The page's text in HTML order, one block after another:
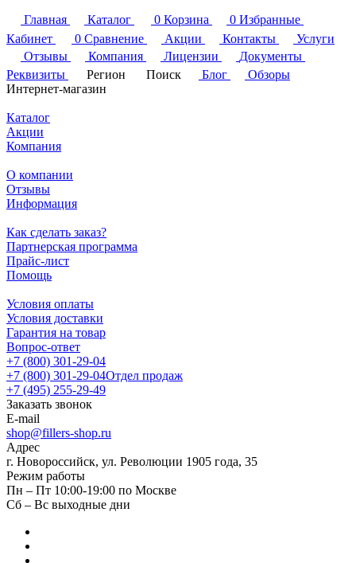
Главная Каталог 0 Корзина 0 Избранные
Кабинет
0 Сравнение Акции Контакты
Услуги
Отзывы
Компания Лицензии
Документы
Реквизиты
Регион Поиск Блог
Обзоры
Интернет-магазин
Каталог
Акции
Компания
О компании
Отзывы
Информация
Как сделать заказ?
Партнерская программа
Прайс-лист
Помощь
Условия оплаты
Условия доставки
Гарантия на товар
Вопрос-ответ
+7 (800) 301-29-04
+7 (800) 301-29-04Отдел продаж
+7 (495) 255-29-49
Заказать звонок
E-mail
shop@fillers-shop.ru
Адрес
г. Новороссийск, ул. Революции 1905 года, 35
Режим работы
Пн – Пт 10:00-19:00 по Москве
Сб – Вс выходные дни